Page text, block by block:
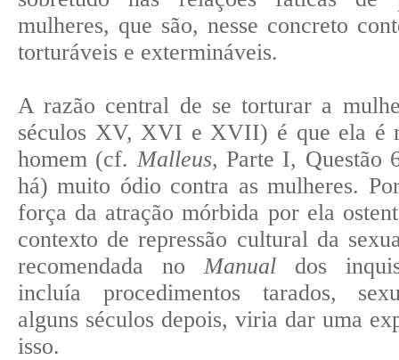
mulheres, que são, nesse concreto
torturáveis e extermináveis.
A razão central de se torturar a
séculos XV, XVI e XVII) é que ela é
homem (cf. Malleus, Parte I, Questão
há) muito ódio contra as mulheres.
força da atração mórbida por ela
contexto de repressão cultural da
recomendada no Manual dos
incluía procedimentos tarados,
alguns séculos depois, viria dar uma
isso.